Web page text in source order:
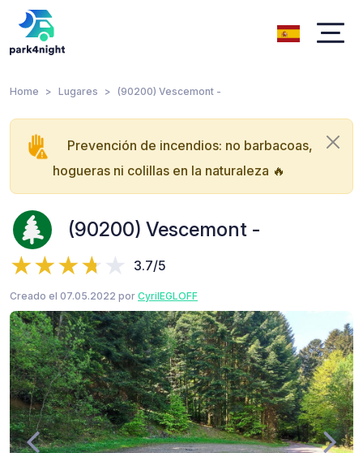
Home Lugares (90200) Vescemont -
Prevención de incendios: no barbacoas,
hogueras ni colillas en la naturaleza 🔥
(90200) Vescemont -
3.7/5
Creado el 07.05.2022 por CyrilEGLOFF